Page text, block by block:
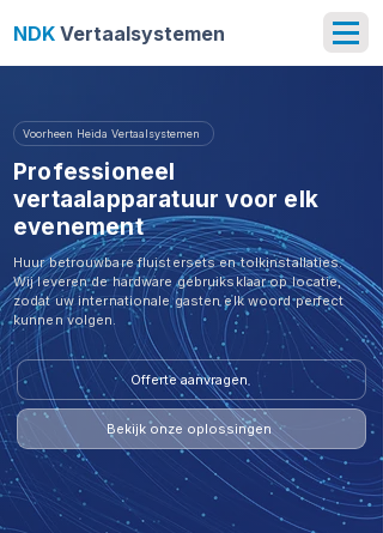
NDK Vertaalsystemen
Voorheen Heida Vertaalsystemen
Professioneel
vertaalapparatuur voor elk
evenement
​Huur betrouwbare fluistersets en tolkinstallaties.
Wij leveren de hardware gebruiksklaar op locatie,
zodat uw internationale gasten elk woord perfect
kunnen volgen.
Offerte aanvragen
Bekijk onze oplossingen